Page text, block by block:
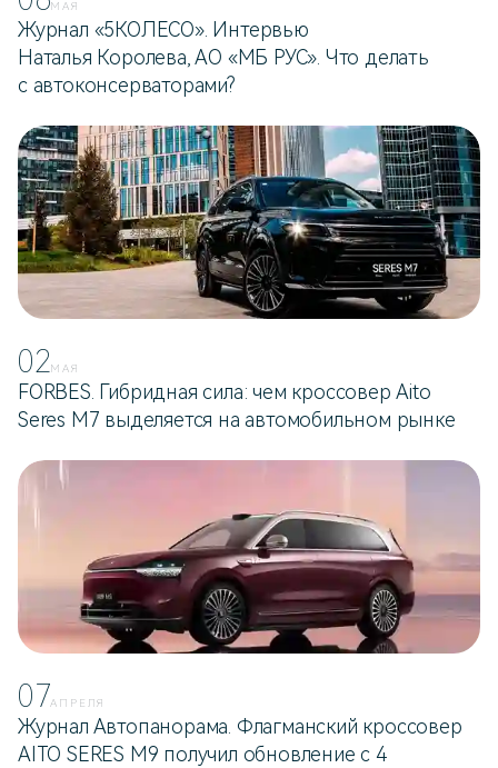
МАЯ
Журнал «5КОЛЕСО». Интервью
Наталья Королева, АО «МБ РУС». Что делать
с автоконсерваторами?
02МАЯ
FORBES. Гибридная сила: чем кроссовер Aito
Seres M7 выделяется на автомобильном рынке
07АПРЕЛЯ
Журнал Автопанорама. Флагманский кроссовер
AITO SERES M9 получил обновление с 4